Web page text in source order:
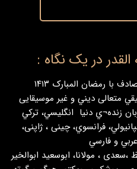
القدر در یک نگاه :​​​​​​​
متعالی ديني و غیر موسیقایی
زنده¬ي دنيا انگليسي، تركي
فرانسوي، چینی ، ژاپنی،
عربي و فارسي
، مولانا، ابوسعید ابوالخیر